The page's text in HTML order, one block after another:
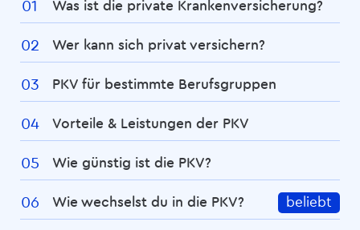
Was ist die private Kranken­­versicherung?
Wer kann sich privat versichern?
PKV für bestimmte Berufsgruppen
Vorteile & Leistungen der PKV
Wie günstig ist die PKV?
beliebt
Wie wechselst du in die PKV?